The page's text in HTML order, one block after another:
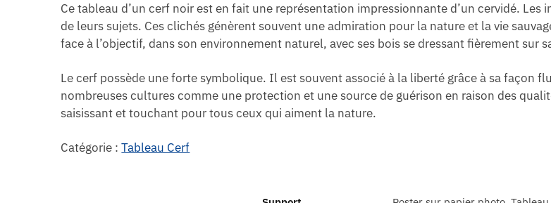
Ce tableau d’un cerf noir est en fait une représentation impressionnante d’un cervidé. Les
de leurs sujets. Ces clichés génèrent souvent une admiration pour la nature et la vie
face à l’objectif, dans son environnement naturel, avec ses bois se dressant fièrement sur
Le cerf possède une forte symbolique. Il est souvent associé à la liberté grâce à sa façon
nombreuses cultures comme une protection et une source de guérison en raison des
saisissant et touchant pour tous ceux qui aiment la nature.
Catégorie :Tableau Cerf